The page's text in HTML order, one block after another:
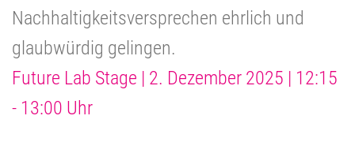
Nachhaltigkeitsversprechen ehrlich und
glaubwürdig gelingen.
Future Lab Stage | 2. Dezember 2025 | 12:15
- 13:00 Uhr